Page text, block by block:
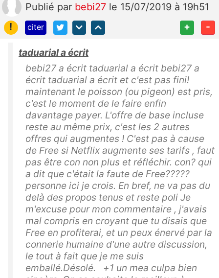
Publié par bebi27 le 15/07/2019 à 19h51
!
citer + -
taduarial a écrit
bebi27 a écrit taduarial a écrit bebi27 a
écrit taduarial a écrit et c'est pas fini!
maintenant le poisson (ou pigeon) est pris,
c'est le moment de le faire enfin
davantage payer. L'offre de base incluse
reste au même prix, c'est les 2 autres
offres qui augmentes ! C'est pas à cause
de Free si Netflix augmente ses tarifs , faut
pas être con non plus et réfléchir. con? qui
a dit que c'était la faute de Free?????
personne ici je crois. En bref, ne va pas du
delà des propos tenus et reste poli Je
m'excuse pour mon commentaire , j'avais
mal compris en croyant que tu disais que
Free en profiterai, et un peux énervé par la
connerie humaine d'une autre discussion,
le tout à fait que je me suis
emballé.Désolé. +1 un mea culpa bien